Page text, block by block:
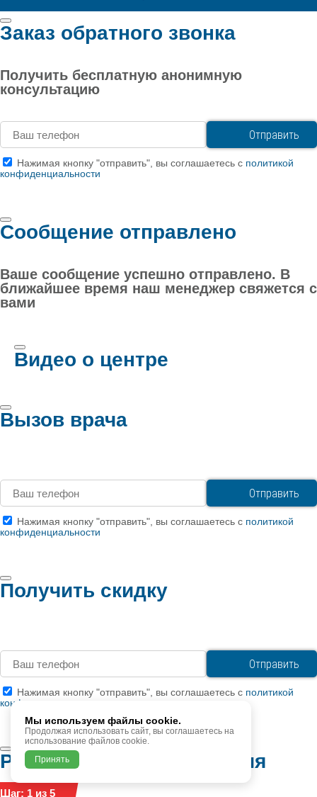
Мы используем файлы cookie.
Продолжая использовать сайт, вы соглашаетесь на
использование файлов cookie.
Принять
Заказ обратного звонка
Получить бесплатную анонимную
консультацию
Нажимая кнопку "отправить", вы соглашаетесь с политикой
конфиденциальности
Сообщение отправлено
Ваше сообщение успешно отправлено. В
ближайшее время наш менеджер свяжется с
вами
Видео о центре
Вызов врача
Нажимая кнопку "отправить", вы соглашаетесь с политикой
конфиденциальности
Получить скидку
Нажимая кнопку "отправить", вы соглашаетесь с политикой
конфиденциальности
Расчет стоимости лечения
Шаг: 1 из 5